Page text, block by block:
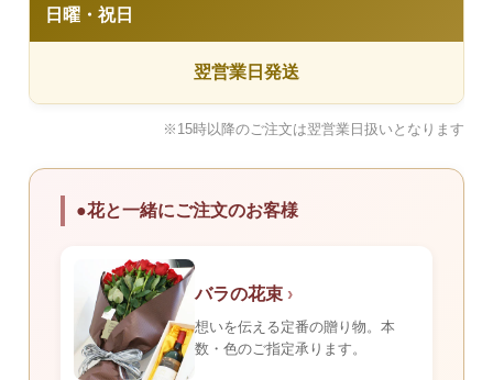
日曜・祝日
翌営業日発送
※15時以降のご注文は翌営業日扱いとなります
●花と一緒にご注文のお客様
バラの花束 ›
想いを伝える定番の贈り物。本
数・色のご指定承ります。